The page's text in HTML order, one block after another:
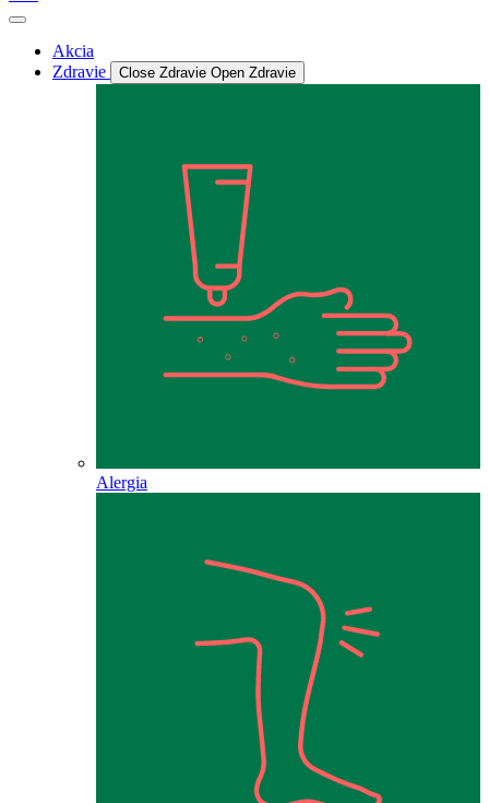
Akcia
Zdravie
Close Zdravie Open Zdravie
Alergia